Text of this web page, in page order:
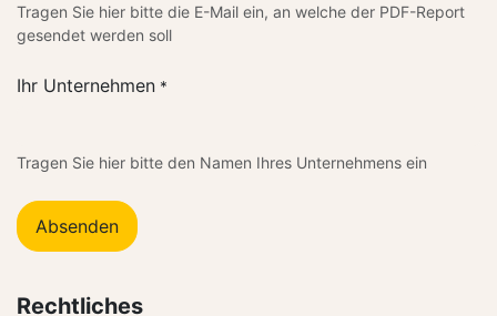
Tragen Sie hier bitte die E-Mail ein, an welche der PDF-Report
gesendet werden soll
Ihr Unternehmen *
Tragen Sie hier bitte den Namen Ihres Unternehmens ein
Absenden
Rechtliches